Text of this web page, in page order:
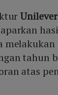
melakukan
tahun
atas